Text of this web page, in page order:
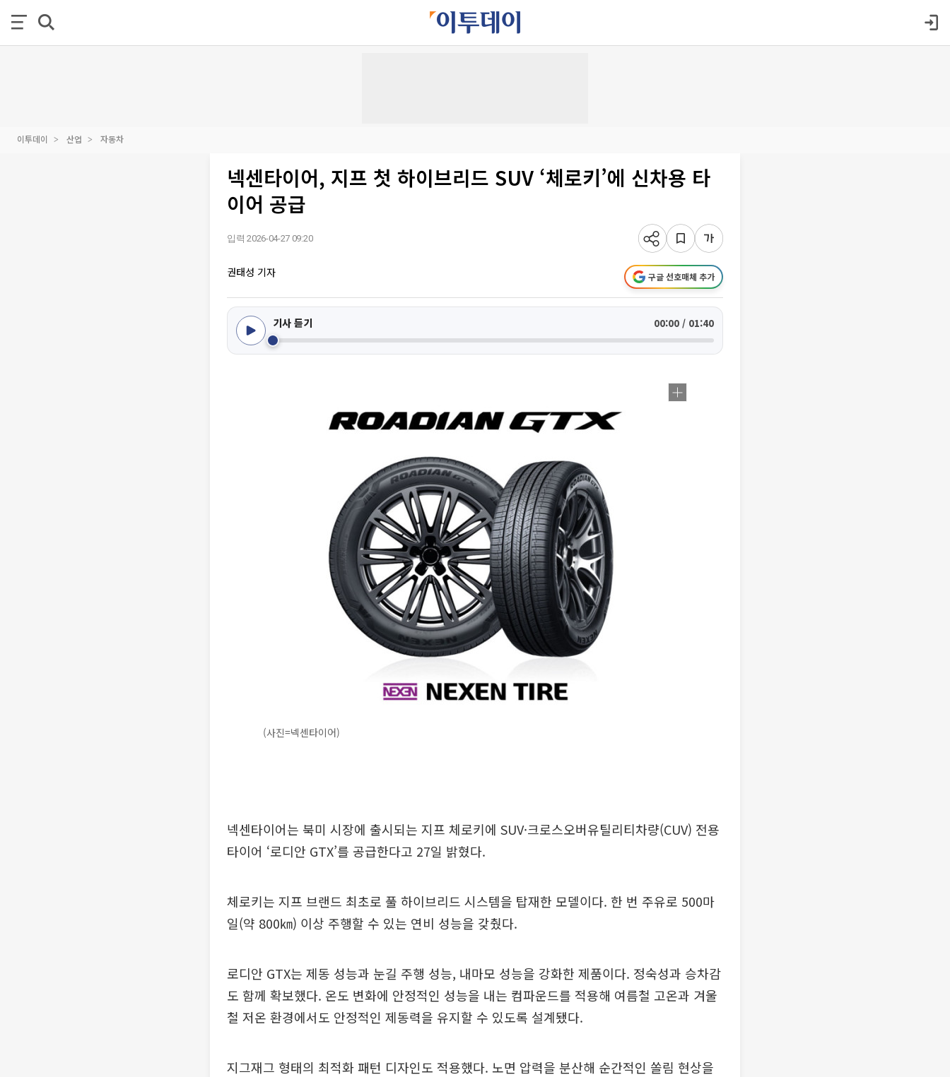
이투데이 산업 자동차
넥센타이어, 지프 첫 하이브리드 SUV ‘체로키’에 신차용 타
이어 공급
입력 2026-04-27 09:20
권태성 기자 구글 선호매체 추가
기사 듣기 00:00 / 01:40
(사진=넥센타이어)
넥센타이어는 북미 시장에 출시되는 지프 체로키에 SUV·크로스오버유틸리티차량(CUV) 전용
타이어 ‘로디안 GTX’를 공급한다고 27일 밝혔다.
체로키는 지프 브랜드 최초로 풀 하이브리드 시스템을 탑재한 모델이다. 한 번 주유로 500마
일(약 800㎞) 이상 주행할 수 있는 연비 성능을 갖췄다.
로디안 GTX는 제동 성능과 눈길 주행 성능, 내마모 성능을 강화한 제품이다. 정숙성과 승차감
도 함께 확보했다. 온도 변화에 안정적인 성능을 내는 컴파운드를 적용해 여름철 고온과 겨울
철 저온 환경에서도 안정적인 제동력을 유지할 수 있도록 설계됐다.
지그재그 형태의 최적화 패턴 디자인도 적용했다. 노면 압력을 분산해 순간적인 쏠림 현상을